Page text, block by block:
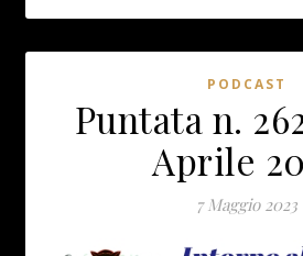
PODCAST
Puntata n.
Aprile
7 Maggio 2023